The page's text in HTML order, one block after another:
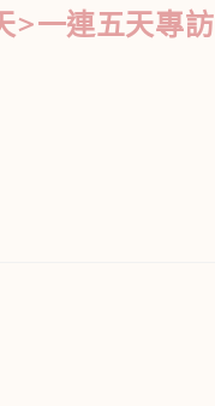
>一連五天專訪